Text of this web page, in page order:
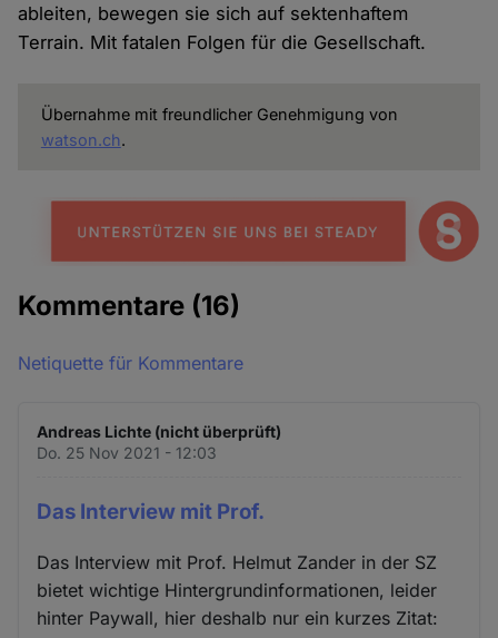
ableiten, bewegen sie sich auf sektenhaftem
Terrain. Mit fatalen Folgen für die Gesellschaft.
Übernahme mit freundlicher Genehmigung von
watson.ch.
Kommentare (16)
Netiquette für Kommentare
Andreas Lichte (nicht überprüft)
Do. 25 Nov 2021 - 12:03
Das Interview mit Prof.
Das Interview mit Prof. Helmut Zander in der SZ
bietet wichtige Hintergrundinformationen, leider
hinter Paywall, hier deshalb nur ein kurzes Zitat: